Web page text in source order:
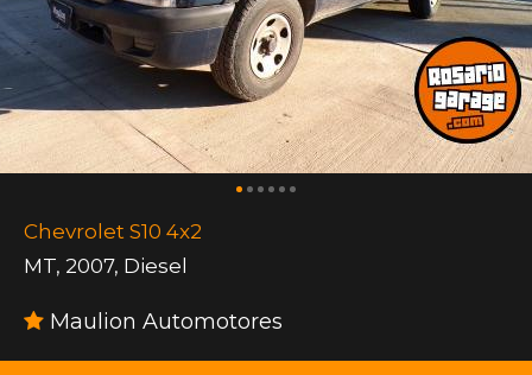
Chevrolet S10 4x2
MT, 2007, Diesel
Maulion Automotores